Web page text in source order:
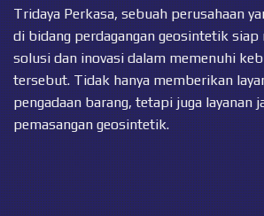
Tridaya Perkasa, sebuah perusahaan
di bidang perdagangan geosintetik
solusi dan inovasi dalam memenuhi
tersebut. Tidak hanya memberikan
pengadaan barang, tetapi juga layanan
pemasangan geosintetik.